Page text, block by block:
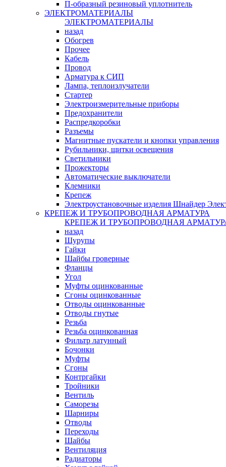
П-образный резиновый уплотнитель
ЭЛЕКТРОМАТЕРИАЛЫ
ЭЛЕКТРОМАТЕРИАЛЫ
назад
Обогрев
Прочее
Кабель
Провод
Арматура к СИП
Лампа, теплоизлучатели
Стартер
Электроизмерительные приборы
Предохранители
Распредкоробки
Разъемы
Магнитные пускатели и кнопки управления
Рубильники, щитки освещения
Светильники
Прожекторы
Автоматические выключатели
Клемники
Крепеж
Электроустановочные изделия Шнайдер
КРЕПЕЖ И ТРУБОПРОВОДНАЯ АРМАТУРА
КРЕПЕЖ И ТРУБОПРОВОДНАЯ
назад
Шурупы
Гайки
Шайбы гроверные
Фланцы
Угол
Муфты оцинкованные
Сгоны оцинкованные
Отводы оцинкованные
Отводы гнутые
Резьба
Резьба оцинкованная
Фильтр латунный
Бочонки
Муфты
Сгоны
Контргайки
Тройники
Вентиль
Саморезы
Шарниры
Отводы
Переходы
Шайбы
Вентиляция
Радиаторы